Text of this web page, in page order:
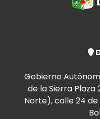
Gobierno
de la Sierra
Norte), calle 24